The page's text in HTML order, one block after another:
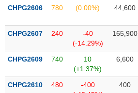
Hủy
biệt
CHPG2606 780 (0.00%) 44,600
CHPG2607 240
-40
(-14.29%)
165,900
CHPG2609 740
10
(+1.37%)
6,600
CHPG2610 480
-400
400
PHIẾU
CÔNG
CỤ